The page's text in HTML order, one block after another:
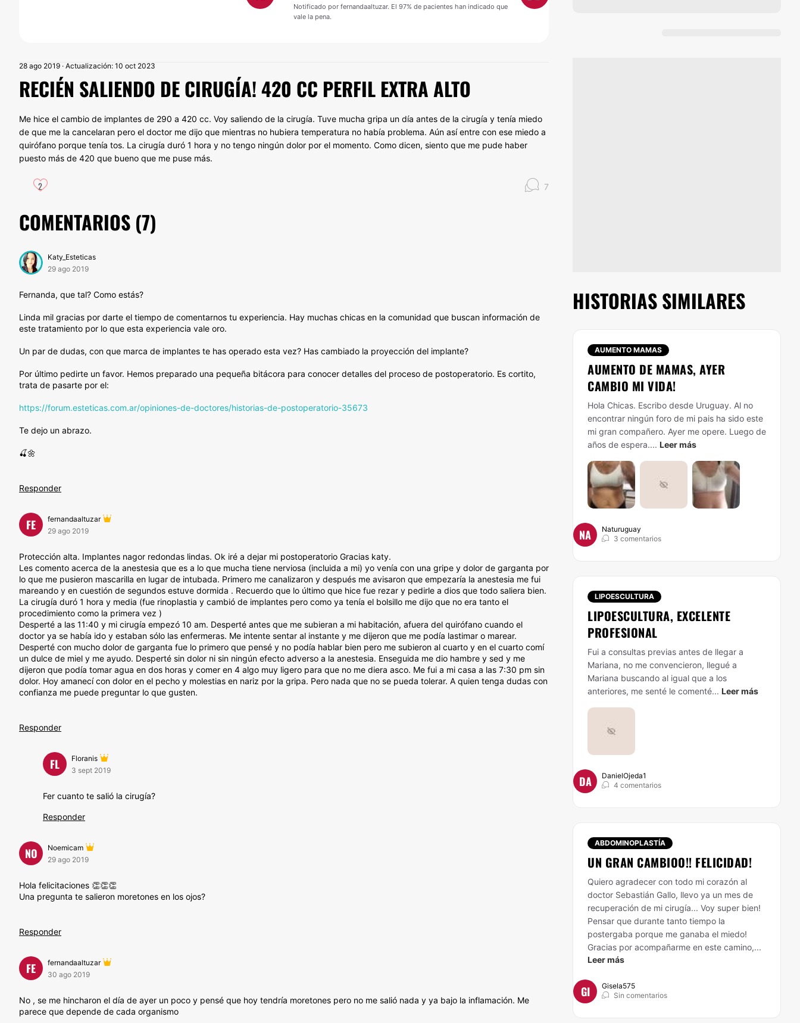
Notificado por fernandaaltuzar. El 97% de pacientes han indicado que
vale la pena.
28 ago 2019 · Actualización: 10 oct 2023
RECIÉN SALIENDO DE CIRUGÍA! 420 CC PERFIL EXTRA ALTO
Me hice el cambio de implantes de 290 a 420 cc. Voy saliendo de la cirugía. Tuve mucha gripa un día antes de la cirugía y tenía miedo
de que me la cancelaran pero el doctor me dijo que mientras no hubiera temperatura no había problema. Aún así entre con ese miedo a
quirófano porque tenía tos. La cirugía duró 1 hora y no tengo ningún dolor por el momento. Como dicen, siento que me pude haber
puesto más de 420 que bueno que me puse más.
2 7
COMENTARIOS (7)
Katy_Esteticas
29 ago 2019
Fernanda, que tal? Como estás?
Linda mil gracias por darte el tiempo de comentarnos tu experiencia. Hay muchas chicas en la comunidad que buscan información de
este tratamiento por lo que esta experiencia vale oro.
Un par de dudas, con que marca de implantes te has operado esta vez? Has cambiado la proyección del implante?
Por último pedirte un favor. Hemos preparado una pequeña bitácora para conocer detalles del proceso de postoperatorio. Es cortito,
trata de pasarte por el:
https://forum.esteticas.com.ar/opiniones-de-doctores/historias-de-postoperatorio-35673
Te dejo un abrazo.
🍒🌼
Responder
FE
fernandaaltuzar
29 ago 2019
Protección alta. Implantes nagor redondas lindas. Ok iré a dejar mi postoperatorio Gracias katy.
Les comento acerca de la anestesia que es a lo que mucha tiene nerviosa (incluida a mi) yo venía con una gripe y dolor de garganta por
lo que me pusieron mascarilla en lugar de intubada. Primero me canalizaron y después me avisaron que empezaría la anestesia me fui
mareando y en cuestión de segundos estuve dormida . Recuerdo que lo último que hice fue rezar y pedirle a dios que todo saliera bien.
La cirugía duró 1 hora y media (fue rinoplastia y cambió de implantes pero como ya tenía el bolsillo me dijo que no era tanto el
procedimiento como la primera vez )
Desperté a las 11:40 y mi cirugía empezó 10 am. Desperté antes que me subieran a mi habitación, afuera del quirófano cuando el
doctor ya se había ido y estaban sólo las enfermeras. Me intente sentar al instante y me dijeron que me podía lastimar o marear.
Desperté con mucho dolor de garganta fue lo primero que pensé y no podía hablar bien pero me subieron al cuarto y en el cuarto comí
un dulce de miel y me ayudo. Desperté sin dolor ni sin ningún efecto adverso a la anestesia. Enseguida me dio hambre y sed y me
dijeron que podía tomar agua en dos horas y comer en 4 algo muy ligero para que no me diera asco. Me fui a mi casa a las 7:30 pm sin
dolor. Hoy amanecí con dolor en el pecho y molestias en nariz por la gripa. Pero nada que no se pueda tolerar. A quien tenga dudas con
confianza me puede preguntar lo que gusten.
Responder
FL
Floranis
3 sept 2019
Fer cuanto te salió la cirugía?
Responder
NO
Noemicam
29 ago 2019
Hola felicitaciones 👏👏👏
Una pregunta te salieron moretones en los ojos?
Responder
FE
fernandaaltuzar
30 ago 2019
No , se me hincharon el día de ayer un poco y pensé que hoy tendría moretones pero no me salió nada y ya bajo la inflamación. Me
parece que depende de cada organismo
HISTORIAS SIMILARES
AUMENTO MAMAS
AUMENTO DE MAMAS, AYER
CAMBIO MI VIDA!
Hola Chicas. Escribo desde Uruguay. Al no
encontrar ningún foro de mi pais ha sido este
mi gran compañero. Ayer me opere. Luego de
años de espera.... Leer más
NA
Naturuguay
3 comentarios
LIPOESCULTURA
LIPOESCULTURA, EXCELENTE
PROFESIONAL
Fui a consultas previas antes de llegar a
Mariana, no me convencieron, llegué a
Mariana buscando al igual que a los
anteriores, me senté le comenté... Leer más
DA
DanielOjeda1
4 comentarios
ABDOMINOPLASTÍA
UN GRAN CAMBIOO!! FELICIDAD!
Quiero agradecer con todo mi corazón al
doctor Sebastián Gallo, llevo ya un mes de
recuperación de mi cirugía... Voy super bien!
Pensar que durante tanto tiempo la
postergaba porque me ganaba el miedo!
Gracias por acompañarme en este camino,...
Leer más
GI
Gisela575
Sin comentarios